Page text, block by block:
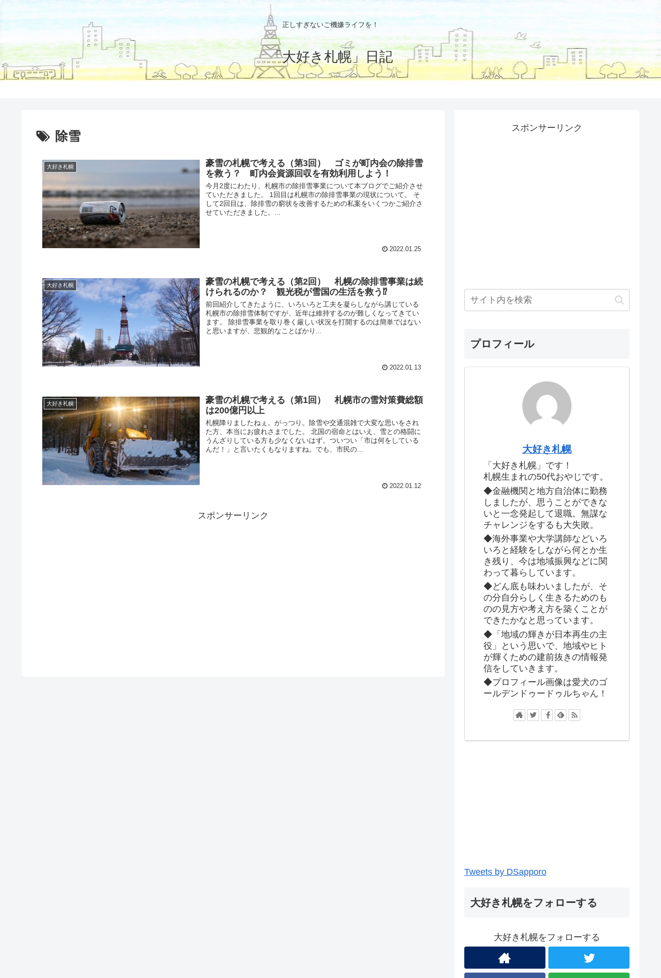
正しすぎないご機嫌ライフを！
「大好き札幌」日記
除雪
大好き札幌
豪雪の札幌で考える（第3回） ゴミが町内会の除排雪
を救う？ 町内会資源回収を有効利用しよう！
今月2度にわたり、札幌市の除排雪事業について本ブログでご紹介させ
ていただきました。 1回目は札幌市の除排雪事業の現状について。 そ
して2回目は、除排雪の窮状を改善するための私案をいくつかご紹介さ
せていただきました。...
2022.01.25
大好き札幌
豪雪の札幌で考える（第2回） 札幌の除排雪事業は続
けられるのか？ 観光税が雪国の生活を救う⁉
前回紹介してきたように、いろいろと工夫を凝らしながら講じている
札幌市の除排雪体制ですが、近年は維持するのが難しくなってきてい
ます。 除排雪事業を取り巻く厳しい状況を打開するのは簡単ではない
と思いますが、悲観的なことばかり...
2022.01.13
大好き札幌
豪雪の札幌で考える（第1回） 札幌市の雪対策費総額
は200億円以上
札幌降りましたねぇ。がっつり。除雪や交通混雑で大変な思いをされ
た方、本当にお疲れさまでした。 北国の宿命とはいえ、雪との格闘に
うんざりしている方も少なくないはず。ついつい「市は何をしている
んだ！」と言いたくもなりますね。でも、市民の...
2022.01.12
スポンサーリンク
スポンサーリンク
プロフィール
大好き札幌
「大好き札幌」です！
札幌生まれの50代おやじです。
◆金融機関と地方自治体に勤務
しましたが、思うことができな
いと一念発起して退職。無謀な
チャレンジをするも大失敗。
◆海外事業や大学講師などいろ
いろと経験をしながら何とか生
き残り、今は地域振興などに関
わって暮らしています。
◆どん底も味わいましたが、そ
の分自分らしく生きるためのも
のの見方や考え方を築くことが
できたかなと思っています。
◆「地域の輝きが日本再生の主
役」という思いで、地域やヒト
が輝くための建前抜きの情報発
信をしていきます。
◆プロフィール画像は愛犬のゴ
ールデンドゥードゥルちゃん！
Tweets by DSapporo
大好き札幌をフォローする
大好き札幌をフォローする